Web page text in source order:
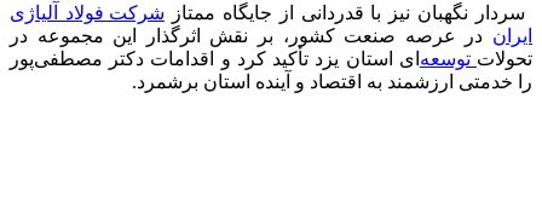
سردار نگهبان نیز با قدردانی از جایگاه ممتاز شرکت فولاد آلیاژی
ایران در عرصه صنعت کشور، بر نقش اثرگذار این مجموعه در
تحولات توسعه‌ ای استان یزد تأکید کرد و اقدامات دکتر مصطفی‌پور
را خدمتی ارزشمند به اقتصاد و آینده استان برشمرد.